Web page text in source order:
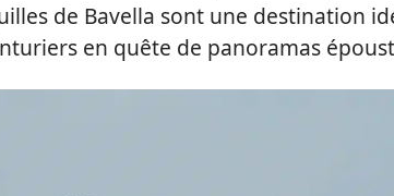
de Bavella sont une destination
en quête de panoramas